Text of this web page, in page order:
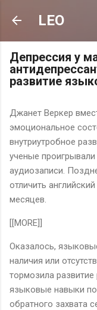
LEO
Депрессия у
развитие
Джанет Веркер
эмоциональное
внутриутробное
ученые
аудиозаписи.
отличить
месяцев.
[[MORE]]
Оказалось,
наличия или
тормозила
языковые навыки
обратного захвата